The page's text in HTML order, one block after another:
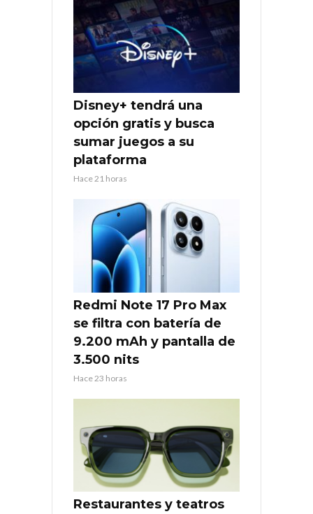
Disney+ tendrá una
opción gratis y busca
sumar juegos a su
plataforma
Hace 21 horas
Redmi Note 17 Pro Max
se filtra con batería de
9.200 mAh y pantalla de
3.500 nits
Hace 23 horas
Restaurantes y teatros